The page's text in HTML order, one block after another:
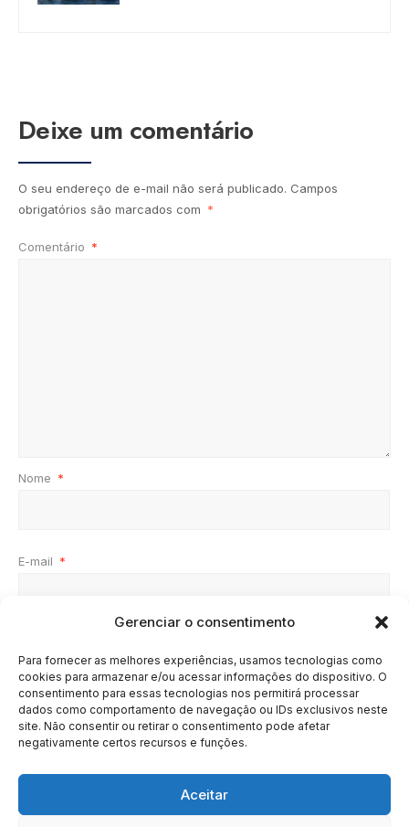
Gerenciar o consentimento
Para fornecer as melhores experiências, usamos tecnologias como
cookies para armazenar e/ou acessar informações do dispositivo. O
consentimento para essas tecnologias nos permitirá processar
dados como comportamento de navegação ou IDs exclusivos neste
site. Não consentir ou retirar o consentimento pode afetar
negativamente certos recursos e funções.
Aceitar
Deixe um comentário
O seu endereço de e-mail não será publicado. Campos
obrigatórios são marcados com *
Comentário *
Nome *
E-mail *